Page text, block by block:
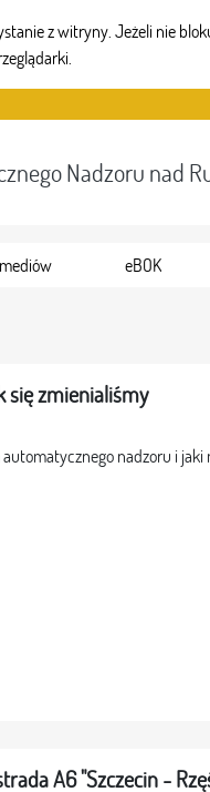
z witryny. Jeżeli nie
Nadzoru nad
eBOK
się zmienialiśmy
nadzoru i
A6 "Szczecin -